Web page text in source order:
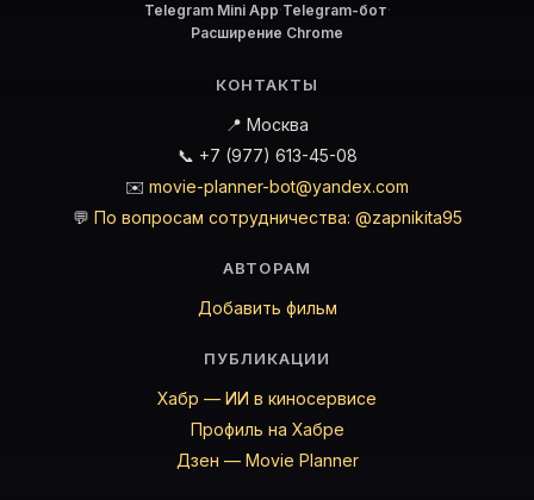
Telegram Mini App·Telegram-бот·
Расширение Chrome
КОНТАКТЫ
📍 Москва
📞 +7 (977) 613-45-08
✉️ movie-planner-bot@yandex.com
💬 По вопросам сотрудничества: @zapnikita95
АВТОРАМ
Добавить фильм
ПУБЛИКАЦИИ
Хабр — ИИ в киносервисе
Профиль на Хабре
Дзен — Movie Planner